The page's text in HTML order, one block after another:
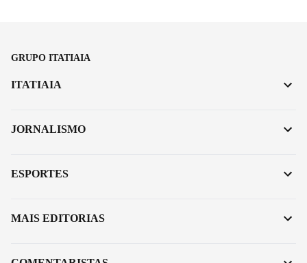
GRUPO ITATIAIA
ITATIAIA
JORNALISMO
ESPORTES
MAIS EDITORIAS